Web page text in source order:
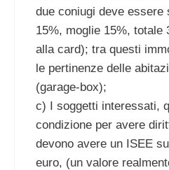
due coniugi deve
15%, moglie 15%, totale
alla card); tra questi
le pertinenze delle
(garage-box);
c) I soggetti interessati,
condizione per avere
devono avere un ISEE
euro, (un valore